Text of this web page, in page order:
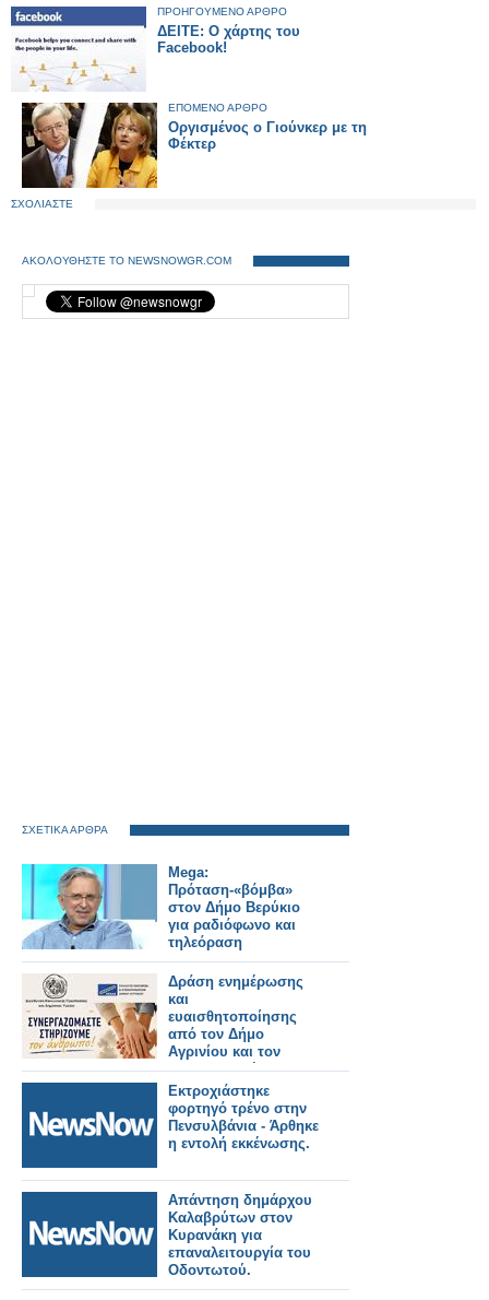
ΠΡΟΗΓΟΥΜΕΝΟ ΑΡΘΡΟ
ΔΕΙΤΕ: Ο χάρτης του
Facebook!
ΕΠΟΜΕΝΟ ΑΡΘΡΟ
Οργισμένος ο Γιούνκερ με τη
Φέκτερ
ΣΧΟΛΙΑΣΤΕ
ΑΚΟΛΟΥΘΗΣΤΕ ΤΟ NEWSNOWGR.COM
ΣΧΕΤΙΚΑ ΑΡΘΡΑ
Mega:
Πρόταση-«βόμβα»
στον Δήμο Βερύκιο
για ραδιόφωνο και
τηλεόραση
Δράση ενημέρωσης
και
ευαισθητοποίησης
από τον Δήμο
Αγρινίου και τον
ΣΕΕΔΑ με μήνυμα
«Συνεργαζόμαστε –
Στηρίζουμε τον
άνθρωπο»
Εκτροχιάστηκε
φορτηγό τρένο στην
Πενσυλβάνια - Άρθηκε
η εντολή εκκένωσης.
Απάντηση δημάρχου
Καλαβρύτων στον
Κυρανάκη για
επαναλειτουργία του
Οδοντωτού.